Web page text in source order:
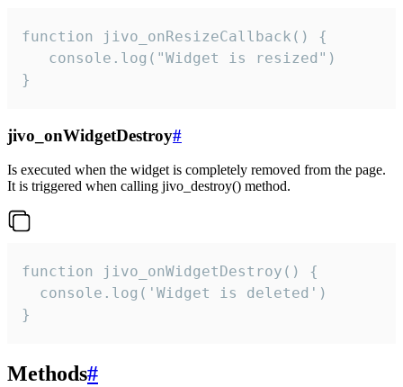
function jivo_onResizeCallback() {
   console.log("Widget is resized")
}
jivo_onWidgetDestroy#
Is executed when the widget is completely removed from the page.
It is triggered when calling jivo_destroy() method.
function jivo_onWidgetDestroy() {
  console.log('Widget is deleted')
}
Methods#